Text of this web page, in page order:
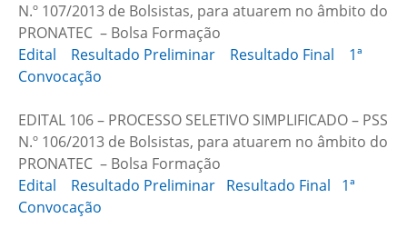
N.º 107/2013 de Bolsistas, para atuarem no âmbito do
PRONATEC – Bolsa Formação
Edital
Resultado Preliminar Resultado Final
1ª
Convocação
EDITAL 106 – PROCESSO SELETIVO SIMPLIFICADO – PSS
N.º 106/2013 de Bolsistas, para atuarem no âmbito do
PRONATEC – Bolsa Formação
Edital
Resultado Preliminar Resultado Final
1ª
Convocação